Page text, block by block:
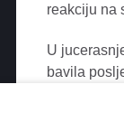
reakciju na
U
bavila